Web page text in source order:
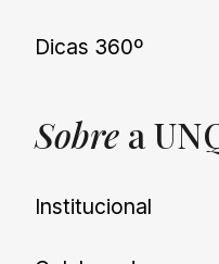
Dicas 360º
Sobre a
Institucional